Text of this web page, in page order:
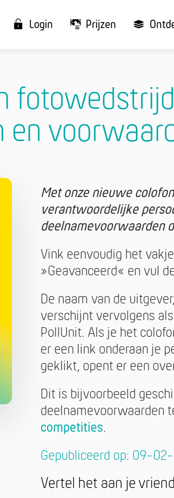
Login Prijzen
en
Met onze nieuwe
verantwoordelijke
deelnamevoorwaarden
Vink eenvoudig het
»Geavanceerd« en vul
De naam van de
verschijnt vervolgens
PollUnit. Als je het
er een link onderaan je
geklikt, opent er een
Dit is bijvoorbeeld
deelnamevoorwaarden
competities.
Gepubliceerd op: 09-
Vertel het aan je